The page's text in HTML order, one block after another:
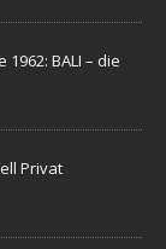
1962: BALI – die
Privat